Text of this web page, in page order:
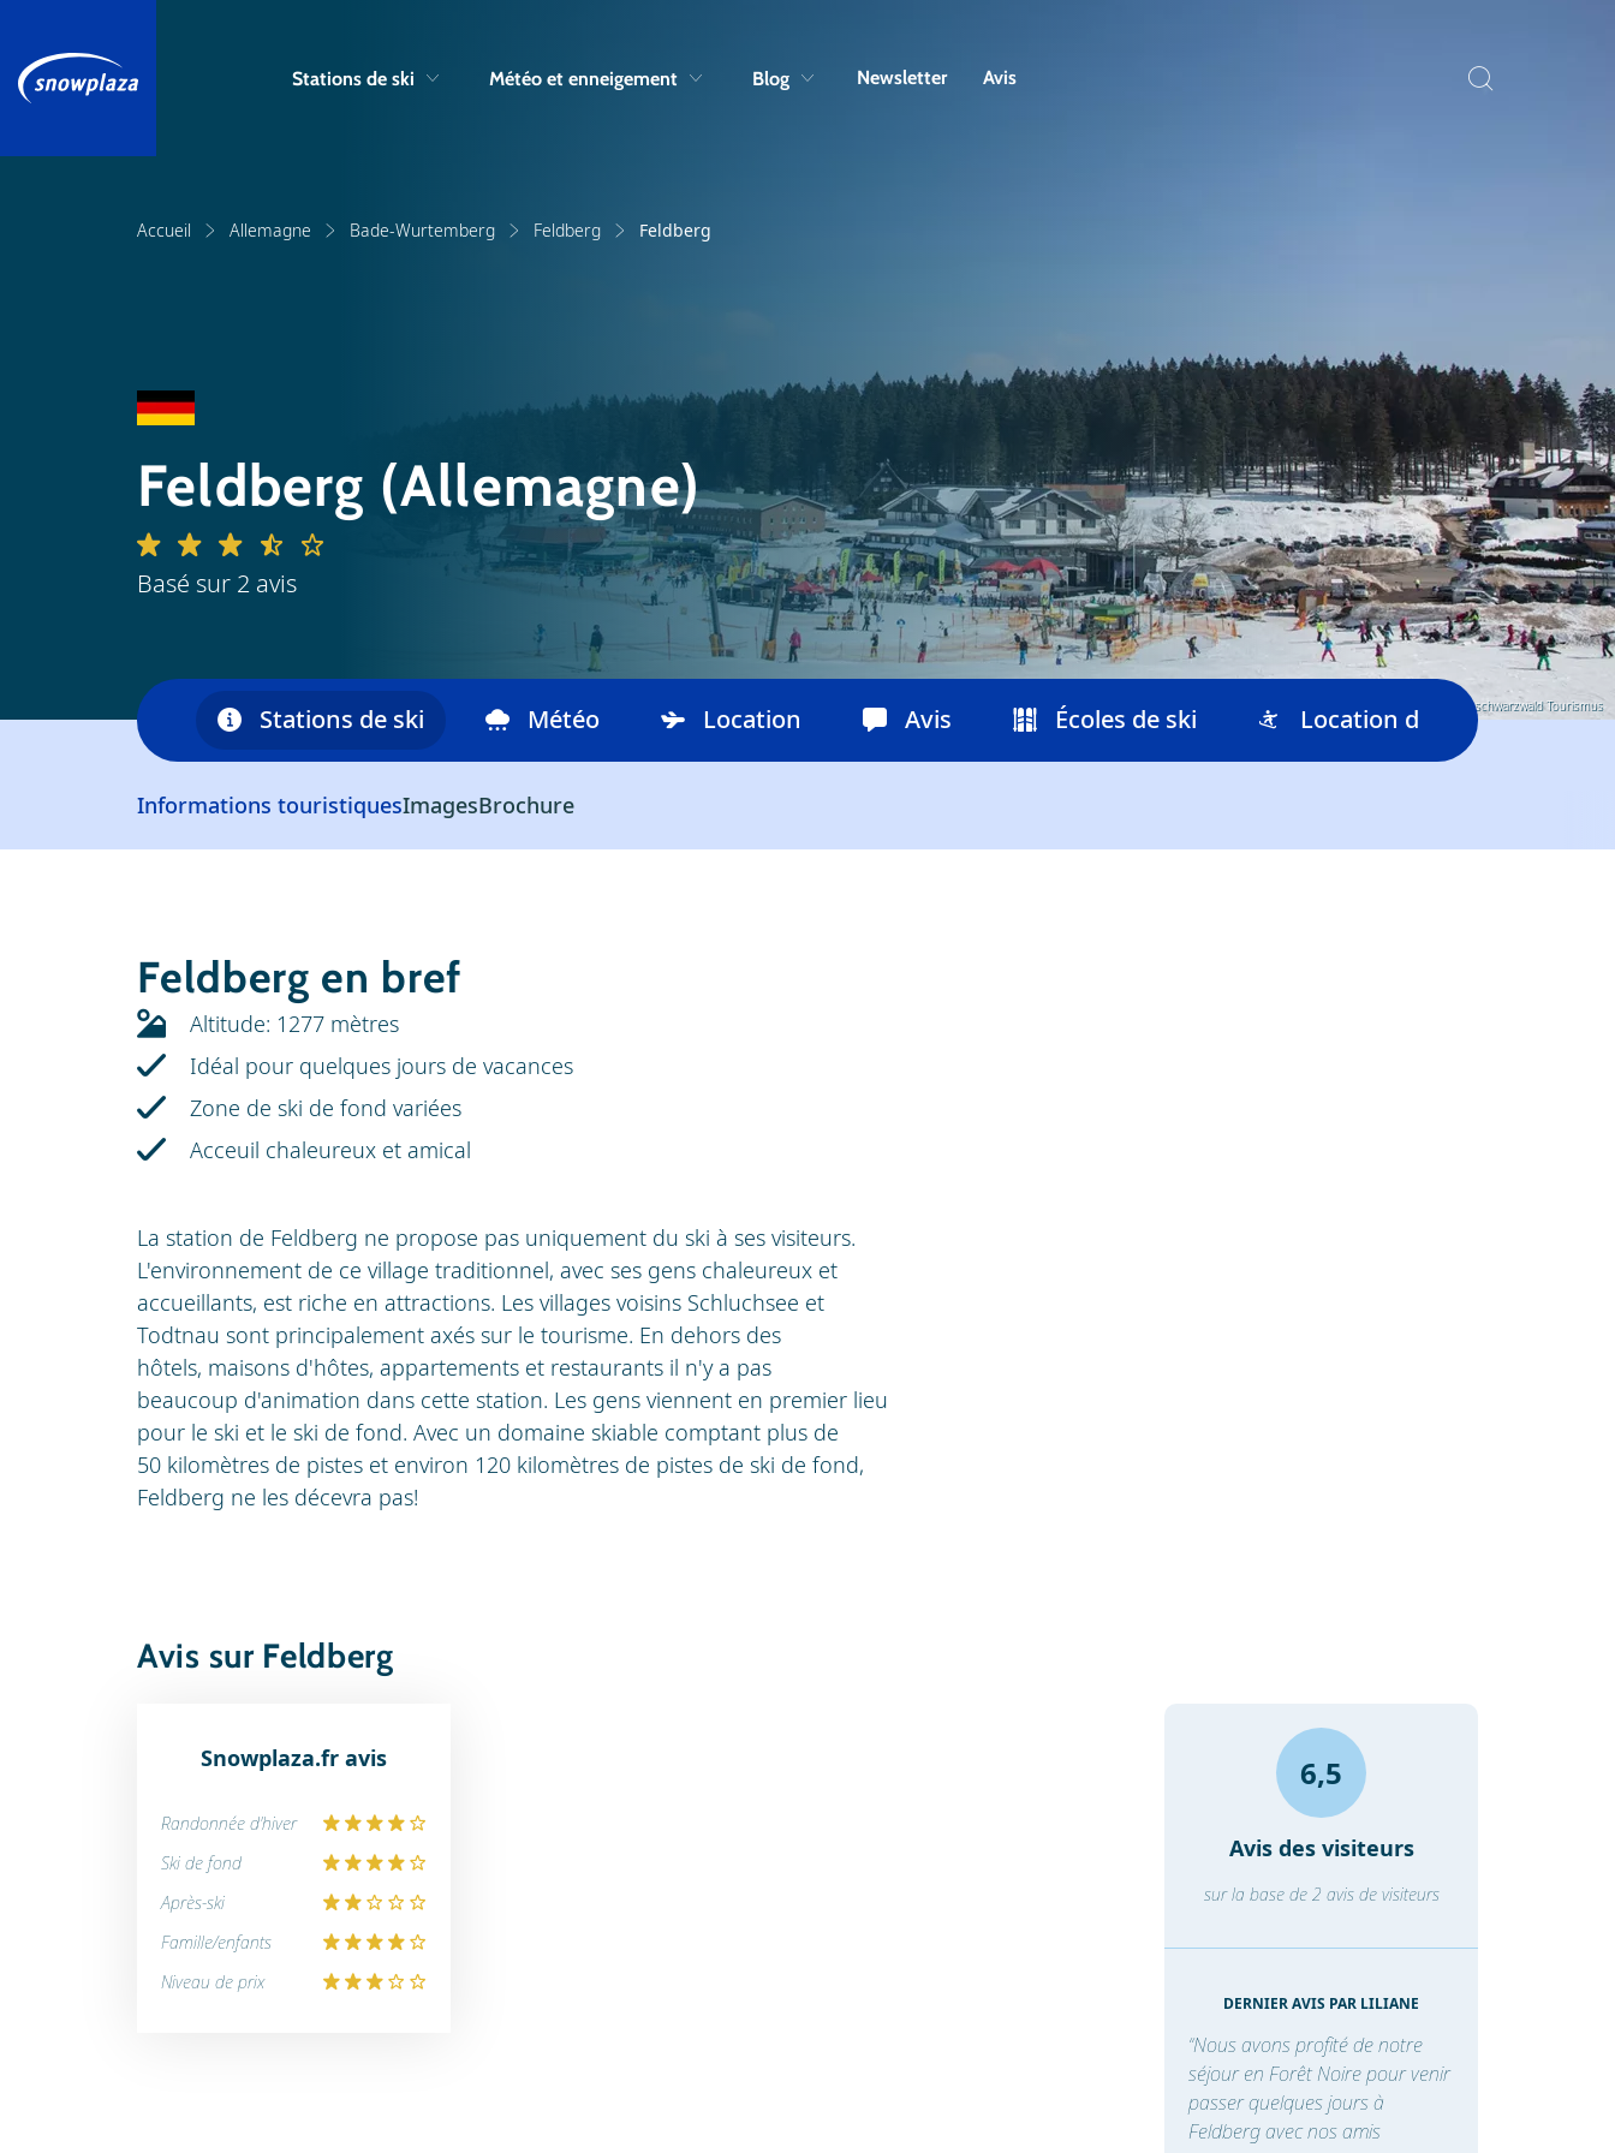
Stations de ski Météo et enneigement Blog Newsletter Avis
© Hochschwarzwald Tourismus
Accueil Allemagne Bade-Wurtemberg Feldberg Feldberg
Feldberg (Allemagne)
Basé sur 2 avis
skiable Stations de ski Météo Location Avis Écoles de ski Location de ski
Informations touristiquesImagesBrochure
Feldberg en bref
Altitude: 1277 mètres
Idéal pour quelques jours de vacances
Zone de ski de fond variées
Acceuil chaleureux et amical
La station de Feldberg ne propose pas uniquement du ski à ses visiteurs.
L'environnement de ce village traditionnel, avec ses gens chaleureux et
accueillants, est riche en attractions. Les villages voisins Schluchsee et
Todtnau sont principalement axés sur le tourisme. En dehors des
hôtels, maisons d'hôtes, appartements et restaurants il n'y a pas
beaucoup d'animation dans cette station. Les gens viennent en premier lieu
pour le ski et le ski de fond. Avec un domaine skiable comptant plus de
50 kilomètres de pistes et environ 120 kilomètres de pistes de ski de fond,
Feldberg ne les décevra pas!
Avis sur Feldberg
Snowplaza.fr avis
Randonnée d'hiver
Ski de fond
Après-ski
Famille/enfants
Niveau de prix
6,5
Avis des visiteurs
sur la base de 2 avis de visiteurs
DERNIER AVIS PAR LILIANE
“Nous avons profité de notre
séjour en Forêt Noire pour venir
passer quelques jours à
Feldberg avec nos amis